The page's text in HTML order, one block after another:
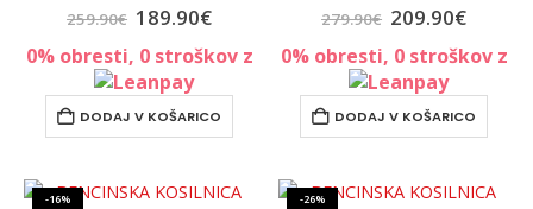
259.90€ 189.90€
0% obresti, 0 stroškov z
DODAJ V KOŠARICO
279.90€ 209.90€
0% obresti, 0 stroškov z
DODAJ V KOŠARICO
-16% -26%